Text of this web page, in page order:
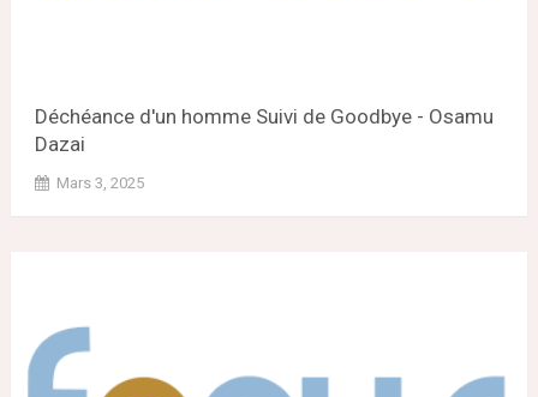
Déchéance d'un homme Suivi de Goodbye - Osamu
Dazai
Mars 3, 2025